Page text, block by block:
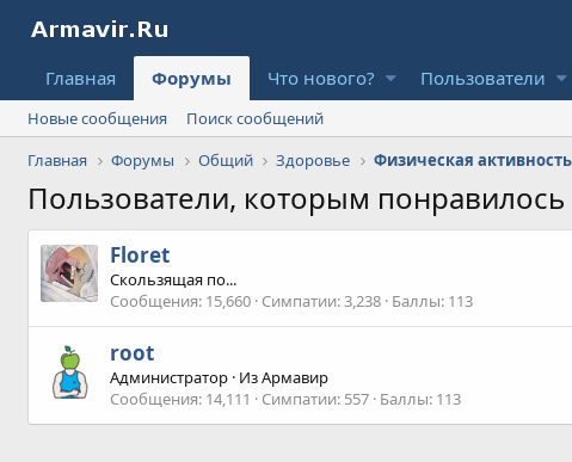
Главная Форумы Что нового? Пользователи
Новые сообщения
Поиск сообщений
Главная
Форумы Общий Здоровье
Пользователи, которым
Floret
Скользящая по...
Сообщения 15,660 Симпатии 3,238 Баллы 113
root
Администратор · ИзАрмавир
Сообщения 14,111 Симпатии 557 Баллы 113